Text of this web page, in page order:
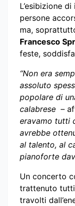
L’esibizione
persone
ma,
Francesco
feste,
“Non era
assoluto
popolare di
calabrese –
eravamo tutti
avrebbe
al talento, al
pianoforte
Un concerto
trattenuto
travolti